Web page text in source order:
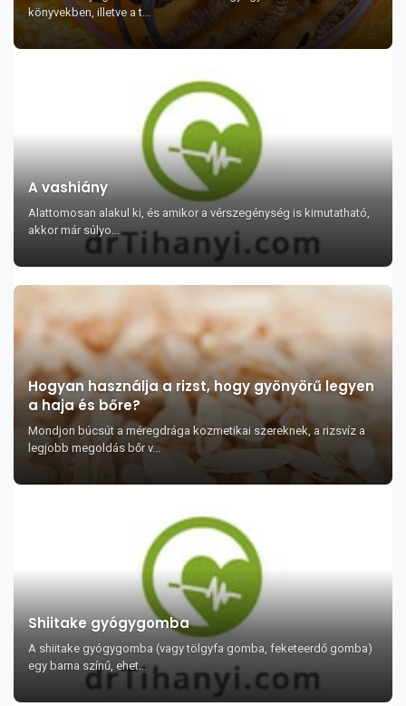
könyvekben, illetve a t...
A vashiány
Alattomosan alakul ki, és amikor a vérszegénység is kimutatható,
akkor már súlyo...
Hogyan használja a rizst, hogy gyönyörű legyen
a haja és bőre?
Mondjon búcsút a méregdrága kozmetikai szereknek, a rizsvíz a
legjobb megoldás bőr v...
Shiitake gyógygomba
A shiitake gyógygomba (vagy tölgyfa gomba, feketeerdő gomba)
egy barna színű, ehet...